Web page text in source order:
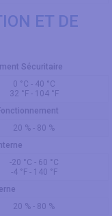
ET DE
Sécuritaire
0 °C - 40 °C
32 °F - 104 °F
20 % - 80 %
-20 °C - 60 °C
-4 °F - 140 °F
20 % - 80 %